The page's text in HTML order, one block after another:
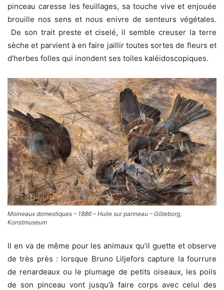
pinceau caresse les feuillages, sa touche vive et enjouée
brouille nos sens et nous enivre de senteurs végétales.
De son trait preste et ciselé, il semble creuser la terre
sèche et parvient à en faire jaillir toutes sortes de fleurs et
d’herbes folles qui inondent ses toiles kaléidoscopiques.
Moineaux domestiques – 1886 – Huile sur panneau – Göteborg,
Konstmuseum
Il en va de même pour les animaux qu’il guette et observe
de très près : lorsque Bruno Liljefors capture la fourrure
de renardeaux ou le plumage de petits oiseaux, les poils
de son pinceau vont jusqu’à faire corps avec celui des